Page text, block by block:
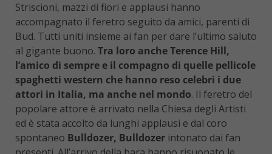
Striscioni, mazzi di fiori e applausi hanno
accompagnato il feretro seguito da amici, parenti di
Bud. Tutti uniti insieme ai fan per dare l’ultimo saluto
al gigante buono. Tra loro anche Terence Hill,
l’amico di sempre e il compagno di quelle pellicole
spaghetti western che hanno reso celebri i due
attori in Italia, ma anche nel mondo. Il feretro del
popolare attore è arrivato nella Chiesa degli Artisti
ed è stata accolto da lunghi applausi e dal coro
spontaneo Bulldozer, Bulldozer intonato dai fan